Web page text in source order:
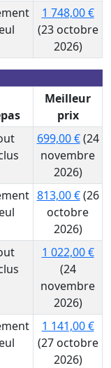
1 748,00 €
(23 octobre
2026)
Meilleur
prix
699,00 €(24
novembre
2026)
813,00 €(26
octobre
2026)
1 022,00 €
(24
novembre
2026)
1 141,00 €
(27 octobre
2026)